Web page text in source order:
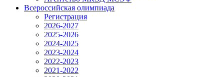
Всероссийская олимпиада
Регистрация
2026-2027
2025-2026
2024-2025
2023-2024
2022-2023
2021-2022